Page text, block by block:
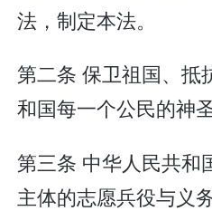
法，制定本法。
第二条 保卫祖国、抵
和国每一个公民的神圣
第三条 中华人民共和
主体的志愿兵役与义